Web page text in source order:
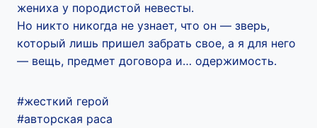
жениха у породистой невесты.
Но никто никогда не узнает, что он — зверь,
который лишь пришел забрать свое, а я для него
— вещь, предмет договора и… одержимость.
#жесткий герой
#авторская раса